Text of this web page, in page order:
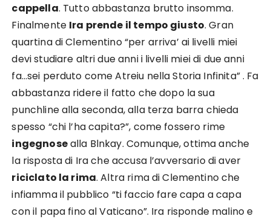
cappella. Tutto abbastanza brutto insomma.
Finalmente Ira prende il tempo giusto. Gran
quartina di Clementino “per arriva’ ai livelli miei
devi studiare altri due anni i livelli miei di due anni
fa…sei perduto come Atreiu nella Storia Infinita” . Fa
abbastanza ridere il fatto che dopo la sua
punchline alla seconda, alla terza barra chieda
spesso “chi l’ha capita?”, come fossero rime
ingegnosealla Blnkay. Comunque, ottima anche
la risposta di Ira che accusa l’avversario di aver
riciclato la rima. Altra rima di Clementino che
infiamma il pubblico “ti faccio fare capa a capa
con il papa fino al Vaticano”. Ira risponde malino e